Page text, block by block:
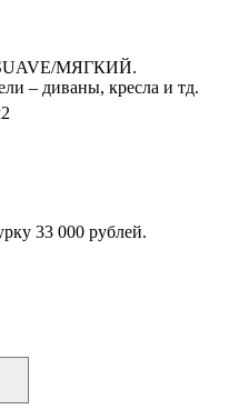
SUAVE/МЯГКИЙ.
– диваны, кресла и тд.
33 000 рублей.